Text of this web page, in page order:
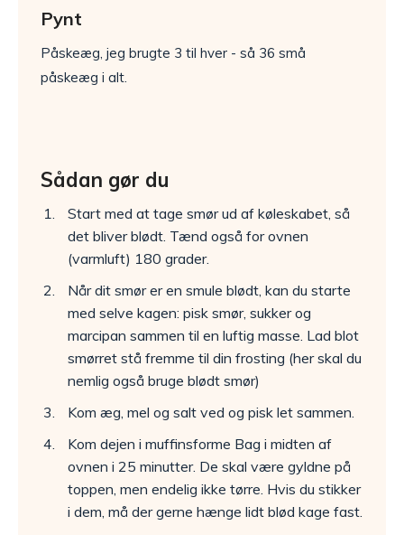
Pynt
Påskeæg, jeg brugte 3 til hver - så 36 små
påskeæg i alt.
Sådan gør du
Start med at tage smør ud af køleskabet, så
det bliver blødt. Tænd også for ovnen
(varmluft) 180 grader.
Når dit smør er en smule blødt, kan du starte
med selve kagen: pisk smør, sukker og
marcipan sammen til en luftig masse. Lad blot
smørret stå fremme til din frosting (her skal du
nemlig også bruge blødt smør)
Kom æg, mel og salt ved og pisk let sammen.
Kom dejen i muffinsforme Bag i midten af
ovnen i 25 minutter. De skal være gyldne på
toppen, men endelig ikke tørre. Hvis du stikker
i dem, må der gerne hænge lidt blød kage fast.